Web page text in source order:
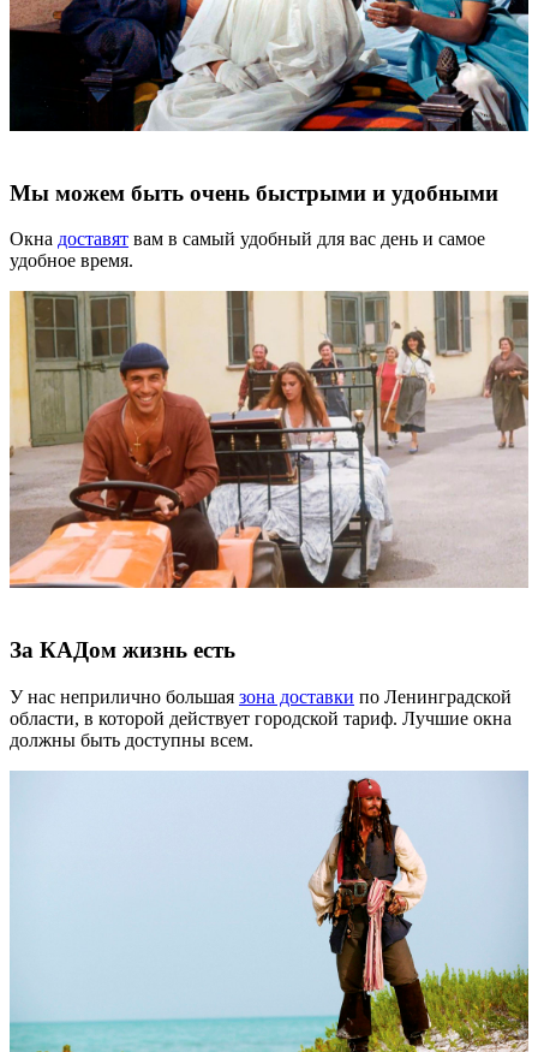
Мы можем быть очень быстрыми и удобными
Окна доставят вам в самый удобный для вас день и самое
удобное время.
За КАДом жизнь есть
У нас неприлично большая зона доставки по Ленинградской
области, в которой действует городской тариф. Лучшие окна
должны быть доступны всем.